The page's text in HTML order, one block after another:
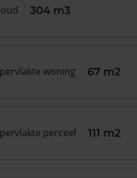
304 m3
woning 67 m2
perceel 111 m2